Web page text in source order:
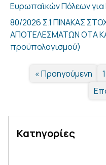
Ευρωπαϊκών Πόλεων
80/2026 Σ.1 ΠΙΝΑΚΑΣ
ΑΠΟΤΕΛΕΣΜΑΤΩΝ ΟΤΑ
προϋπολογισμού)
« Προηγούμενη 1
Κατηγορίες